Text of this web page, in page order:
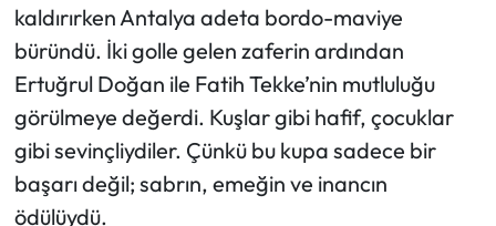
kaldırırken Antalya adeta bordo-maviye
büründü. İki golle gelen zaferin ardından
Ertuğrul Doğan ile Fatih Tekke’nin mutluluğu
görülmeye değerdi. Kuşlar gibi hafif, çocuklar
gibi sevinçliydiler. Çünkü bu kupa sadece bir
başarı değil; sabrın, emeğin ve inancın
ödülüydü.